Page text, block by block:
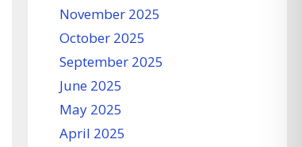
November 2025
October 2025
September 2025
June 2025
May 2025
April 2025